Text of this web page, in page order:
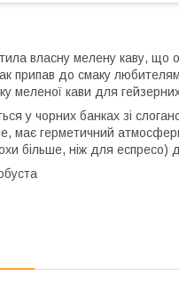
власну мелену каву, що
припав до смаку
меленої кави для
у чорних банках зі
має герметичний
більше, ніж для еспресо)